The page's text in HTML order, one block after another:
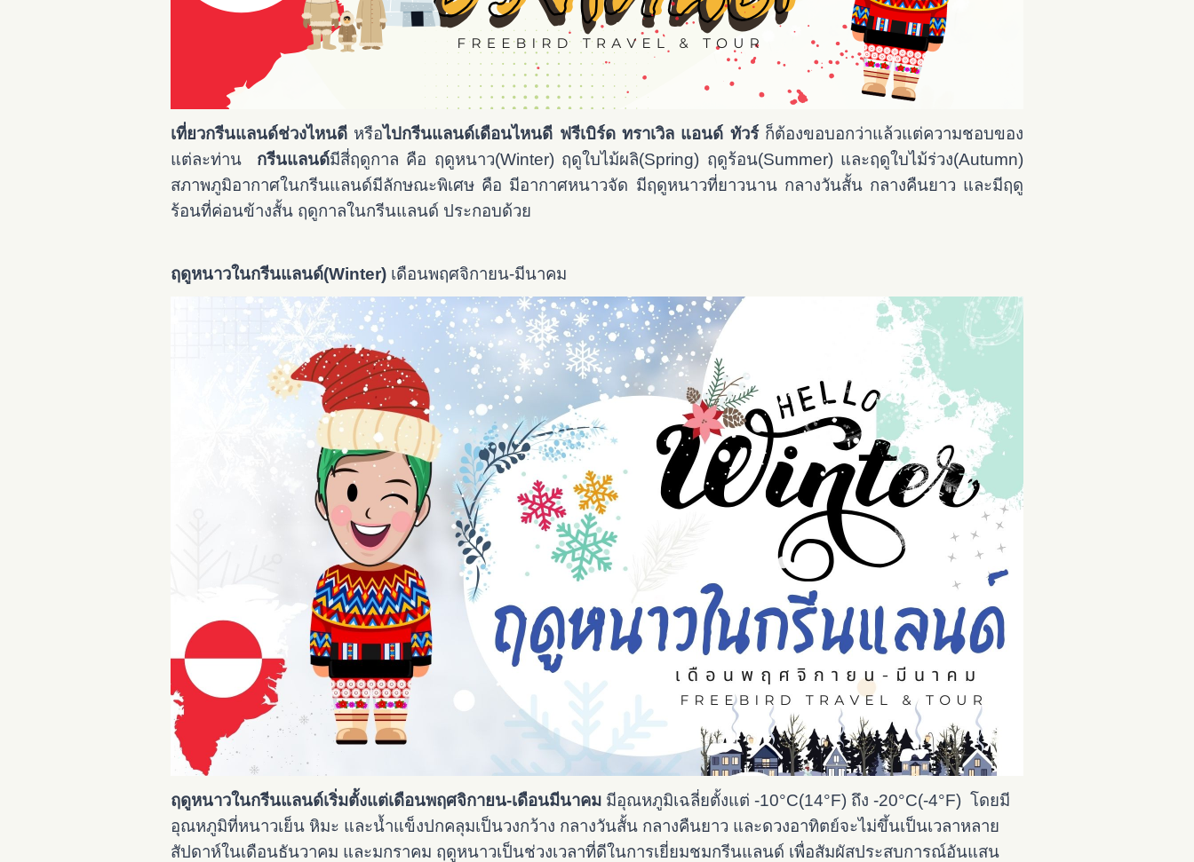
เที่ยวกรีนแลนด์ช่วงไหนดี หรือไปกรีนแลนด์เดือนไหนดี ฟรีเบิร์ด ทราเวิล แอนด์ ทัวร์ก็ต้องขอบอกว่าแล้วแต่ความชอบของ
แต่ละท่าน กรีนแลนด์มีสี่ฤดูกาล คือ ฤดูหนาว(Winter) ฤดูใบไม้ผลิ(Spring) ฤดูร้อน(Summer) และฤดูใบไม้ร่วง(Autumn)
สภาพภูมิอากาศในกรีนแลนด์มีลักษณะพิเศษ คือ มีอากาศหนาวจัด มีฤดูหนาวที่ยาวนาน กลางวันสั้น กลางคืนยาว และมีฤดู
ร้อนที่ค่อนข้างสั้น ฤดูกาลในกรีนแลนด์ ประกอบด้วย
ฤดูหนาวในกรีนแลนด์(Winter) เดือนพฤศจิกายน-มีนาคม
ฤดูหนาวในกรีนแลนด์เริ่มตั้งแต่เดือนพฤศจิกายน-เดือนมีนาคม มีอุณหภูมิเฉลี่ยตั้งแต่ -10°C(14°F) ถึง -20°C(-4°F) โดยมี
อุณหภูมิที่หนาวเย็น หิมะ และน้ำแข็งปกคลุมเป็นวงกว้าง กลางวันสั้น กลางคืนยาว และดวงอาทิตย์จะไม่ขึ้นเป็นเวลาหลาย
สัปดาห์ในเดือนธันวาคม และมกราคม ฤดูหนาวเป็นช่วงเวลาที่ดีในการเยี่ยมชมกรีนแลนด์ เพื่อสัมผัสประสบการณ์อันแสน